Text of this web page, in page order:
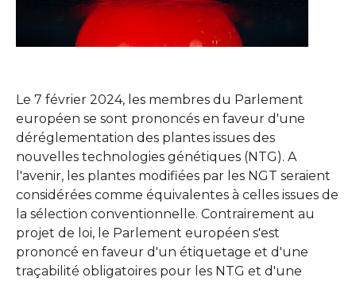
Le 7 février 2024, les membres du Parlement
européen se sont prononcés en faveur d'une
déréglementation des plantes issues des
nouvelles technologies génétiques (NTG). A
l'avenir, les plantes modifiées par les NGT seraient
considérées comme équivalentes à celles issues de
la sélection conventionnelle. Contrairement au
projet de loi, le Parlement européen s'est
prononcé en faveur d'un étiquetage et d'une
traçabilité obligatoires pour les NTG et d'une